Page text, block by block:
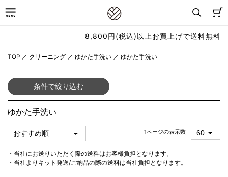
8,800円(税込)以上お買上げで送料無料
TOP ／ クリーニング ／ ゆかた手洗い ／ ゆかた手洗い
条件で絞り込む
ゆかた手洗い
1ページの表示数
・当社にお送りいただく際の送料はお客様負担となります。
・当社よりキット発送/ご納品の際の送料は当社負担となります。